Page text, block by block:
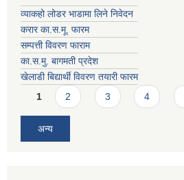
व्याकहो लोडर भाडामा लिने निवेदन
करार का.स.मू. फारम
सम्पत्ती विवरण फाराम
का.स.मु. बागमती प्रदेश
खेलाडी बिद्यार्थी विवरण तयारी फारम
Pages
1 2 3 4
अन्य